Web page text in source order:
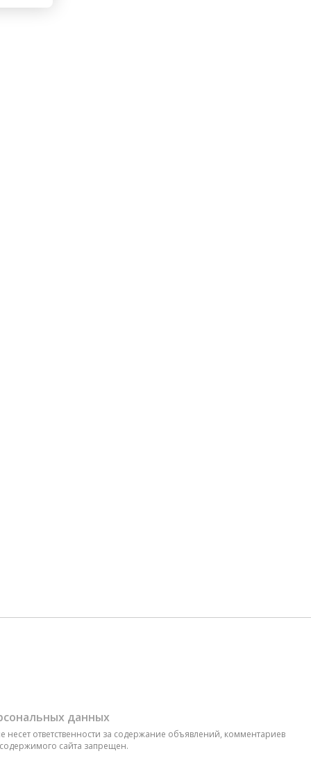
данных
ответственности за содержание объявлений, комментариев
сайта запрещен.